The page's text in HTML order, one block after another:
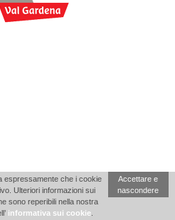
espressamente che i cookie
Ulteriori informazioni sui
sono reperibili nella nostra
informativa sui cookie.
Accettare e
nascondere